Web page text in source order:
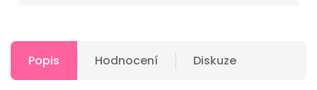
Popis Hodnocení Diskuze